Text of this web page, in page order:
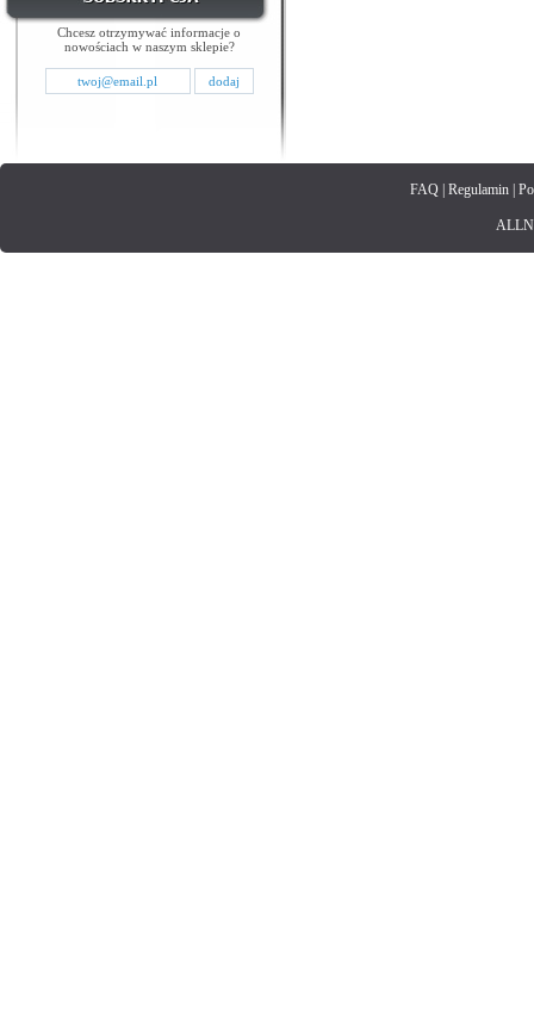
Chcesz otrzymywać informacje o
nowościach w naszym sklepie?
FAQ| Regulamin|